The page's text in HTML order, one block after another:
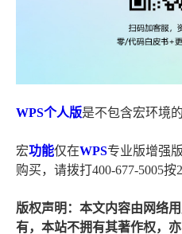
WPS个人版是不包含宏环境
宏功能仅在WPS专业版增强
购买，请拨打400-677-5005按
版权声明：本文内容由网络
有，本站不拥有其著作权，